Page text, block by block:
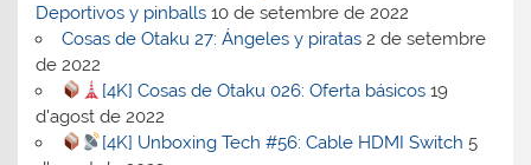
Deportivos y pinballs 10 de setembre de 2022
Cosas de Otaku 27: Ángeles y piratas 2 de setembre
de 2022
[4K] Cosas de Otaku 026: Oferta básicos 19
d'agost de 2022
[4K] Unboxing Tech #56: Cable HDMI Switch 5